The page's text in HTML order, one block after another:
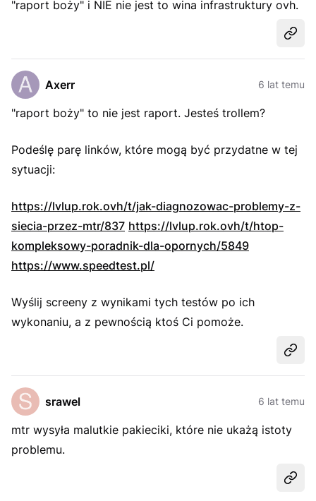
"raport boży" i NIE nie jest to wina infrastruktury ovh.
Axerr 6 lat temu
"raport boży" to nie jest raport. Jesteś trollem?
Podeślę parę linków, które mogą być przydatne w tej
sytuacji:
https://lvlup.rok.ovh/t/jak-diagnozowac-problemy-z-
siecia-przez-mtr/837 https://lvlup.rok.ovh/t/htop-
kompleksowy-poradnik-dla-opornych/5849
https://www.speedtest.pl/
Wyślij screeny z wynikami tych testów po ich
wykonaniu, a z pewnością ktoś Ci pomoże.
srawel 6 lat temu
mtr wysyła malutkie pakieciki, które nie ukażą istoty
problemu.